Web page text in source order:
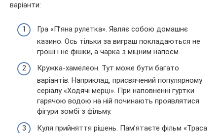
варіанти:
Гра «П’яна рулетка». Являє собою домашнє
казино. Ось тільки за виграш покладаються не
гроші і не фішки, а чарка з міцним напоєм.
Кружка-хамелеон. Тут може бути багато
варіантів. Наприклад, присвячений популярному
серіалу «Ходячі мерці». При наповненні гуртки
гарячою водою на ній починають проявлятися
фігури зомбі з фільму.
Куля прийняття рішень. Пам’ятаєте фільм «Траса